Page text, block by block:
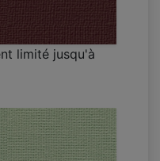
limité jusqu'à